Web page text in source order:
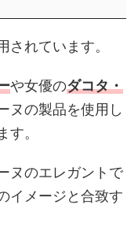
れています。
や女優のダコタ・
ヌの製品を使用し
。
ヌのエレガントで
イメージと合致す